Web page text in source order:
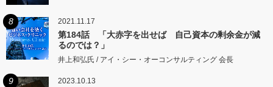
8 2021.11.17
第184話 「大赤字を出せば 自己資本の剰余金が減
るのでは？」
井上和弘氏 / アイ・シー・オーコンサルティング 会長
9 2023.10.13